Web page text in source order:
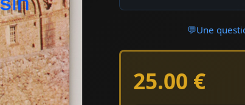
💬Une
25.00 €